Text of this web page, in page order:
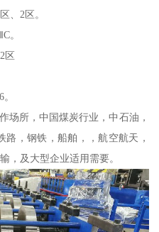
、2区。
。
区
场所，中国煤炭行业，中石油，
，钢铁，船舶，，航空航天，
，及大型企业适用需要。